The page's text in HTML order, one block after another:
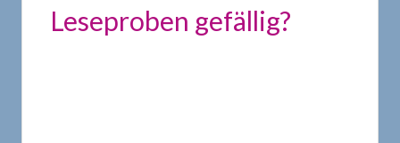
Leseproben gefällig?